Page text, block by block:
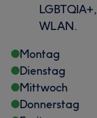
WLAN.
Montag
Dienstag
Mittwoch
Donnerstag